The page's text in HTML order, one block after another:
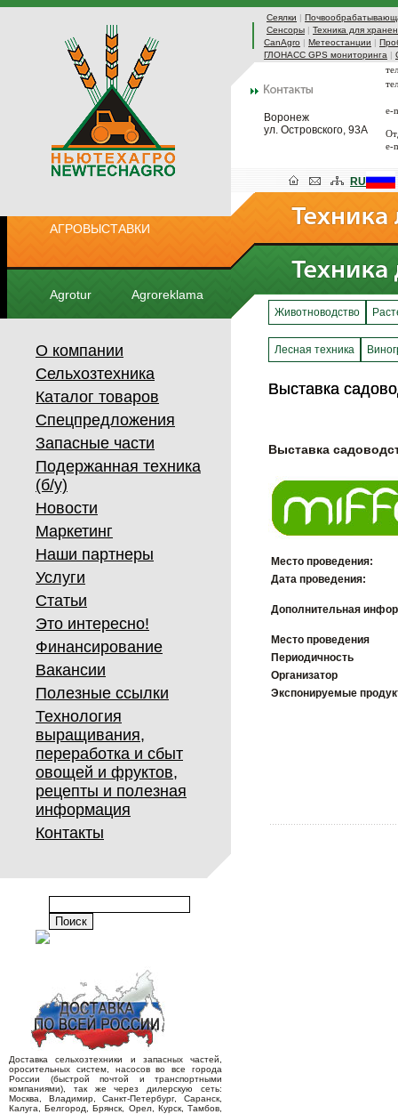
Сеялки |
Сенсоры | Техника для
CanAgro | Метеостанции |
ГЛОНАСС GPS мониторинга |
Воронеж
ул. Островского, 93А
e-
e-
АГРОВЫСТАВКИ
Agrotur Agroreklama
RU
О компании
Сельхозтехника
Каталог товаров
Спецпредложения
Запасные части
Подержанная техника
(б/у)
Новости
Маркетинг
Наши партнеры
Услуги
Статьи
Это интересно!
Финансирование
Вакансии
Полезные ссылки
Технология
выращивания,
переработка и сбыт
овощей и фруктов,
рецепты и полезная
информация
Контакты
Доставка сельхозтехники и запасных частей,
оросительных систем, насосов во все города
России (быстрой почтой и транспортными
компаниями), так же через дилерскую сеть:
Москва, Владимир, Санкт-Петербург, Саранск,
Калуга, Белгород, Брянск, Орел, Курск, Тамбов,
Животноводство
Лесная техника
Выставка
Выставка
Выставка
Место проведения:
Дата проведения:
Дополнительная
Место проведения
Периодичность
Организатор
Экспонируемые